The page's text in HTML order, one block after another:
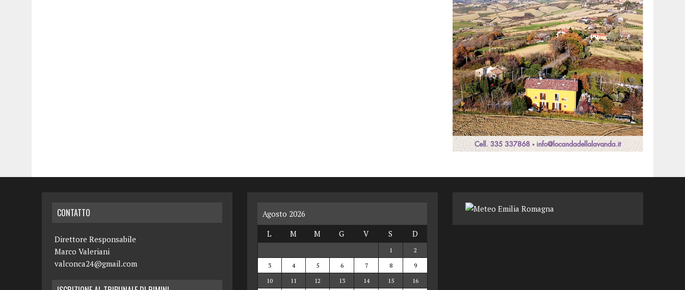
CONTATTO
Direttore Responsabile
Marco Valeriani
valconca24@gmail.com
Agosto 2026
L
M M G V S D
1
2
3
4 5 6 7 8
9
10
11 12 13 14 15 16